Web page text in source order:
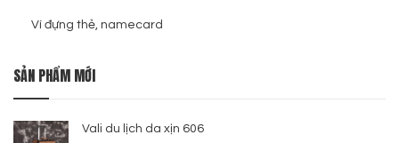
Ví đựng thẻ, namecard
SẢN PHẨM MỚI
Vali du lịch da xịn 606